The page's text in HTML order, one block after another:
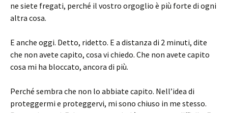
ne siete fregati, perché il vostro orgoglio è più forte di ogni
altra cosa.
E anche oggi. Detto, ridetto. E a distanza di 2 minuti, dite
che non avete capito, cosa vi chiedo. Che non avete capito
cosa mi ha bloccato, ancora di più.
Perché sembra che non lo abbiate capito. Nell’idea di
proteggermi e proteggervi, mi sono chiuso in me stesso.